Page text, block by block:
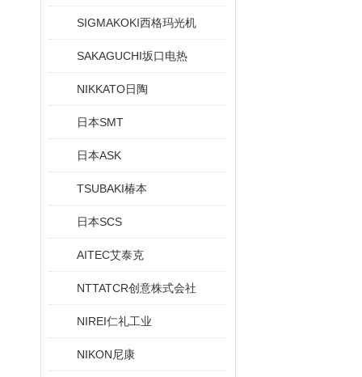
SIGMAKOKI西格玛光机
SAKAGUCHI坂口电热
NIKKATO日陶
日本SMT
日本ASK
TSUBAKI椿本
日本SCS
AITEC艾泰克
NTTATCR创意株式会社
NIREI仁礼工业
NIKON尼康